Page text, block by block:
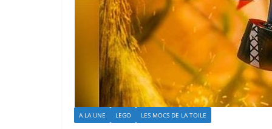
A LA UNE LEGO LES MOCS DE LA TOILE